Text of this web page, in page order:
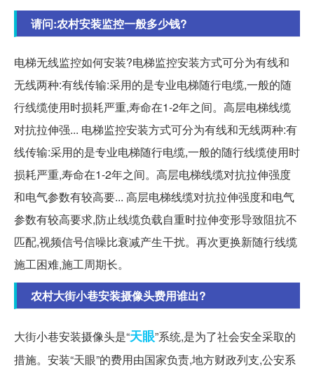
请问:农村安装监控一般多少钱?
电梯无线监控如何安装?电梯监控安装方式可分为有线和
无线两种:有线传输:采用的是专业电梯随行电缆,一般的随
行线缆使用时损耗严重,寿命在1-2年之间。高层电梯线缆
对抗拉伸强... 电梯监控安装方式可分为有线和无线两种:有
线传输:采用的是专业电梯随行电缆,一般的随行线缆使用时
损耗严重,寿命在1-2年之间。高层电梯线缆对抗拉伸强度
和电气参数有较高要... 高层电梯线缆对抗拉伸强度和电气
参数有较高要求,防止线缆负载自重时拉伸变形导致阻抗不
匹配,视频信号信噪比衰减产生干扰。再次更换新随行线缆
施工困难,施工周期长。
农村大街小巷安装摄像头费用谁出?
大街小巷安装摄像头是“天眼”系统,是为了社会安全采取的
措施。安装“天眼”的费用由国家负责,地方财政列支,公安系